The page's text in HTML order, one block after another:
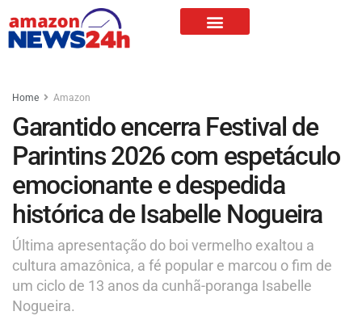
Home Amazon
Garantido encerra Festival de
Parintins 2026 com espetáculo
emocionante e despedida
histórica de Isabelle Nogueira
Última apresentação do boi vermelho exaltou a
cultura amazônica, a fé popular e marcou o fim de
um ciclo de 13 anos da cunhã-poranga Isabelle
Nogueira.